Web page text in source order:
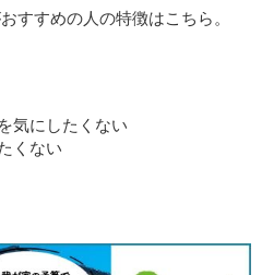
すすめの人の特徴はこちら。
気にしたくない
くない